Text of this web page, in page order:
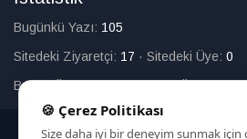
Bugünkü Yazı: 105
Sitedeki Ziyaretçi: 17 · Sitedeki Üye: 0
Bugün Üye Olan:0·Toplam Üye:226
🍪 Çerez Politikası
Size daha iyi bir deneyim sunmak için